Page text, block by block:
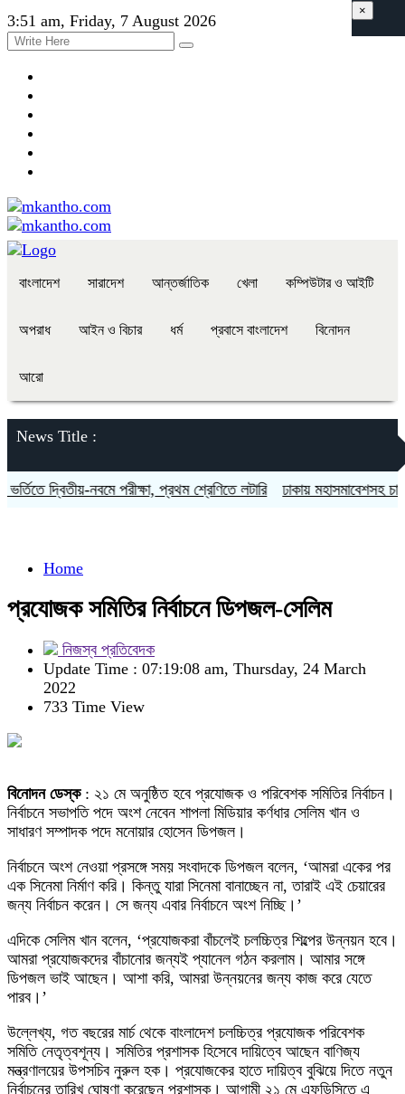
3:51 am, Friday, 7 August 2026
বাংলাদেশ সারাদেশ আন্তর্জাতিক খেলা কম্পিউটার ও আইটি
অপরাধ আইন ও বিচার ধর্ম প্রবাসে বাংলাদেশ বিনোদন
আরো
News Title :
দ্বিতীয়-নবমে পরীক্ষা, প্রথম শ্রেণিতে লটারি ঢাকায় মহাসমাবেশসহ চার
×
Home
প্রযোজক সমিতির নির্বাচনে ডিপজল-সেলিম
নিজস্ব প্রতিবেদক
Update Time : 07:19:08 am, Thursday, 24 March
2022
733 Time View
বিনোদন ডেস্ক: ২১ মে অনুষ্ঠিত হবে প্রযোজক ও পরিবেশক সমিতির নির্বাচন।
নির্বাচনে সভাপতি পদে অংশ নেবেন শাপলা মিডিয়ার কর্ণধার সেলিম খান ও
সাধারণ সম্পাদক পদে মনোয়ার হোসেন ডিপজল।
নির্বাচনে অংশ নেওয়া প্রসঙ্গে সময় সংবাদকে ডিপজল বলেন, ‘আমরা একের পর
এক সিনেমা নির্মাণ করি। কিন্তু যারা সিনেমা বানাচ্ছেন না, তারাই এই চেয়ারের
জন্য নির্বাচন করেন। সে জন্য এবার নির্বাচনে অংশ নিচ্ছি।’
এদিকে সেলিম খান বলেন, ‘প্রযোজকরা বাঁচলেই চলচ্চিত্র শিল্পের উন্নয়ন হবে।
আমরা প্রযোজকদের বাঁচানোর জন্যই প্যানেল গঠন করলাম। আমার সঙ্গে
ডিপজল ভাই আছেন। আশা করি, আমরা উন্নয়নের জন্য কাজ করে যেতে
পারব।’
উল্লেখ্য, গত বছরের মার্চ থেকে বাংলাদেশ চলচ্চিত্র প্রযোজক পরিবেশক
সমিতি নেতৃত্বশূন্য। সমিতির প্রশাসক হিসেবে দায়িত্বে আছেন বাণিজ্য
মন্ত্রণালয়ের উপসচিব নুরুল হক। প্রযোজকের হাতে দায়িত্ব বুঝিয়ে দিতে নতুন
নির্বাচনের তারিখ ঘোষণা করেছেন প্রশাসক। আগামী ২১ মে এফডিসিতে এ